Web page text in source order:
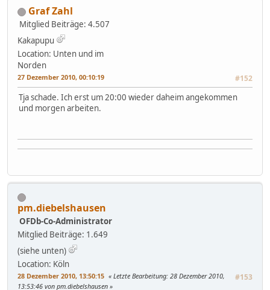
Graf Zahl
Mitglied Beiträge: 4.507
Kakapupu
Location: Unten und im
Norden
27 Dezember 2010, 00:10:19 #152
Tja schade. Ich erst um 20:00 wieder daheim angekommen
und morgen arbeiten.
pm.diebelshausen
OFDb-Co-Administrator
Mitglied Beiträge: 1.649
(siehe unten)
Location: Köln
28 Dezember 2010, 13:50:15 #153
Letzte Bearbeitung: 28 Dezember 2010,
13:53:46 von pm.diebelshausen